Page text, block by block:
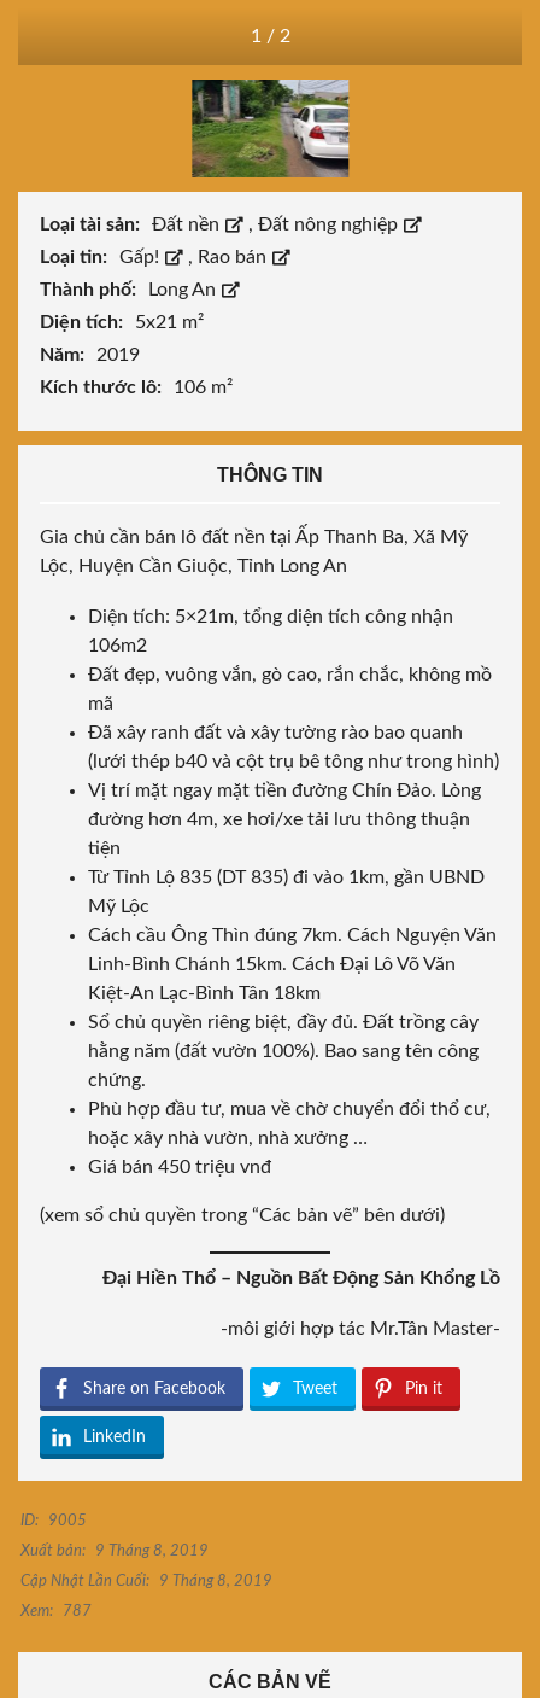
1 / 2
Loại tài sản: Đất nền , Đất nông nghiệp
Loại tin:
Gấp! , Rao bán
Thành phố:
Long An
Diện tích:
5x21 m²
Năm:
2019
Kích thước lô:
106 m²
THÔNG TIN
Gia chủ cần bán lô đất nền tại Ấp Thanh Ba, Xã Mỹ
Lộc, Huyện Cần Giuộc, Tỉnh Long An
Diện tích: 5×21m, tổng diện tích công nhận
106m2
Đất đẹp, vuông vắn, gò cao, rắn chắc, không mồ
mã
Đã xây ranh đất và xây tường rào bao quanh
(lưới thép b40 và cột trụ bê tông như trong hình)
Vị trí mặt ngay mặt tiền đường Chín Đảo. Lòng
đường hơn 4m, xe hơi/xe tải lưu thông thuận
tiện
Từ Tỉnh Lộ 835 (DT 835) đi vào 1km, gần UBND
Mỹ Lộc
Cách cầu Ông Thìn đúng 7km. Cách Nguyện Văn
Linh-Bình Chánh 15km. Cách Đại Lô Võ Văn
Kiệt-An Lạc-Bình Tân 18km
Sổ chủ quyền riêng biệt, đầy đủ. Đất trồng cây
hằng năm (đất vườn 100%). Bao sang tên công
chứng.
Phù hợp đầu tư, mua về chờ chuyển đổi thổ cư,
hoặc xây nhà vườn, nhà xưởng …
Giá bán 450 triệu vnđ
(xem sổ chủ quyền trong “Các bản vẽ” bên dưới)
Đại Hiền Thổ – Nguồn Bất Động Sản Khổng Lồ
-môi giới hợp tác Mr.Tân Master-
Share on Facebook Tweet Pin it
LinkedIn
ID:
9005
Xuất bản:
9 Tháng 8, 2019
Cập Nhật Lần Cuối:
9 Tháng 8, 2019
Xem:
787
CÁC BẢN VẼ